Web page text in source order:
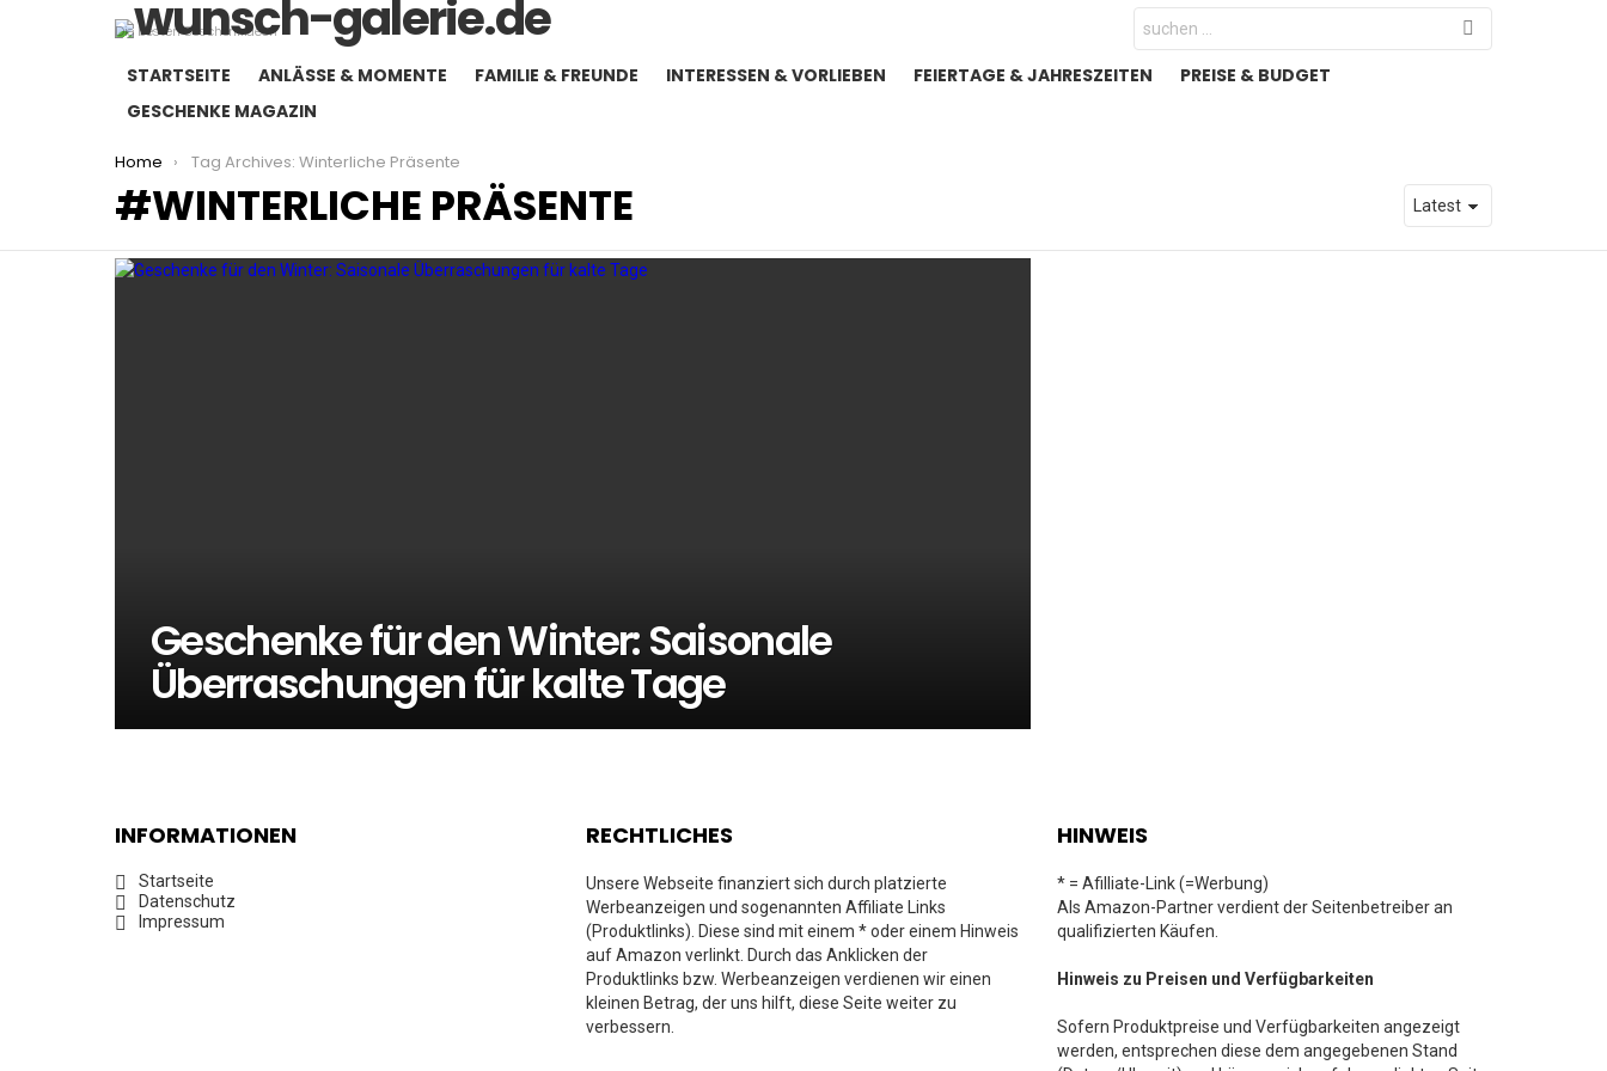
Die besten Geschenkideen
Search
for:
STARTSEITE ANLÄSSE & MOMENTE FAMILIE & FREUNDE INTERESSEN & VORLIEBEN FEIERTAGE & JAHRESZEITEN
PREISE & BUDGET
GESCHENKE MAGAZIN
You are here:
Home Tag Archives: Winterliche Präsente
WINTERLICHE PRÄSENTE
LATEST
Geschenke für den Winter: Saisonale
Überraschungen für kalte Tage
INFORMATIONEN
Startseite
Datenschutz
Impressum
RECHTLICHES
Unsere Webseite finanziert sich durch platzierte
Werbeanzeigen und sogenannten Affiliate Links
(Produktlinks). Diese sind mit einem * oder einem Hinweis
auf Amazon verlinkt. Durch das Anklicken der
Produktlinks bzw. Werbeanzeigen verdienen wir einen
kleinen Betrag, der uns hilft, diese Seite weiter zu
verbessern.
HINWEIS
* = Afilliate-Link (=Werbung)
Als Amazon-Partner verdient der Seitenbetreiber an
qualifizierten Käufen.
Hinweis zu Preisen und Verfügbarkeiten
Sofern Produktpreise und Verfügbarkeiten angezeigt
werden, entsprechen diese dem angegebenen Stand